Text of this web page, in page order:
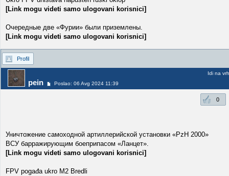
[Link mogu videti samo ulogovani korisnici]
Очередные две «Фурии» были приземлены.
[Link mogu videti samo ulogovani korisnici]
Profil
pein Poslao: 06 Avg 2024 11:39
Idi na vrh
0
Уничтожение самоходной артиллерийской установки «PzH 2000»
ВСУ барражирующим боеприпасом «Ланцет».
[Link mogu videti samo ulogovani korisnici]
FPV pogađa ukro M2 Bredli